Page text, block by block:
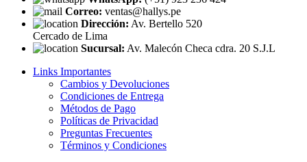
Correo: ventas@hallys.pe
Dirección: Av. Bertello 520
Cercado de Lima
Sucursal: Av. Malecón Checa cdra. 20 S.J.L
Links Importantes
Cambios y Devoluciones
Condiciones de Entrega
Métodos de Pago
Políticas de Privacidad
Preguntas Frecuentes
Términos y Condiciones